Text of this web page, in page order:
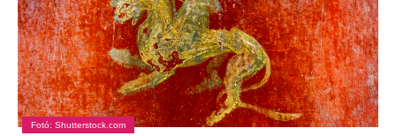
Fotó: Shutterstock.com